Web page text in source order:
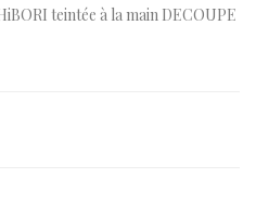
teintée à la main DECOUPE